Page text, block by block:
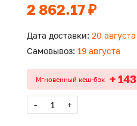
2 862.17 ₽
Дата доставки: 20 августа
Самовывоз: 19 августа
Мгновенный кеш-бэк + 143
- +